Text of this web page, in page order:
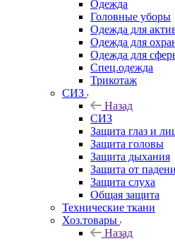
Одежда
Головные уборы
Одежда для
Одежда для
Одежда для
Спец.одежда
Трикотаж
СИЗ
Назад
СИЗ
Защита глаз и
Защита головы
Защита дыхания
Защита от
Защита слуха
Общая защита
Технические ткани
Хоз.товары
Назад